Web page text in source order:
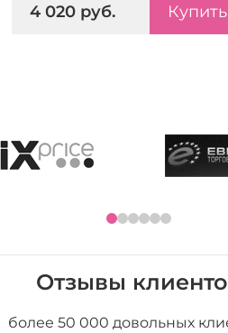
4 020 руб. Купить
Отзывы
более 50 000 довольных